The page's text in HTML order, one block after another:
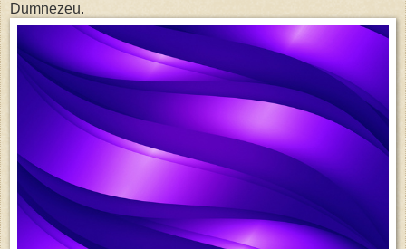
Dumnezeu.